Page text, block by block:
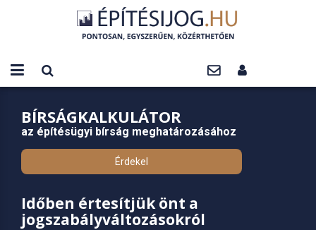
BÍRSÁGKALKULÁTOR
az építésügyi bírság meghatározásához
Érdekel
Időben értesítjük önt a
jogszabályváltozásokról